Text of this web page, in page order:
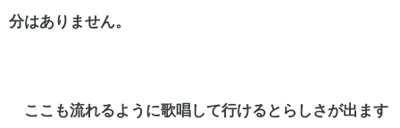
分はありません。
ここも流れるように歌唱して行けるとらしさが出ます